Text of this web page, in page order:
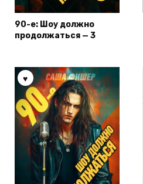
90-е: Шоу должно
продолжаться — 3